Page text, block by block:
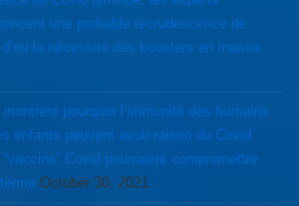
une probable recrudescence de
la nécessité des boosters en masse.
pourquoi l’immunité des humains
enfants peuvent avoir raison du Covid
Covid pourraient compromettre
October 30, 2021